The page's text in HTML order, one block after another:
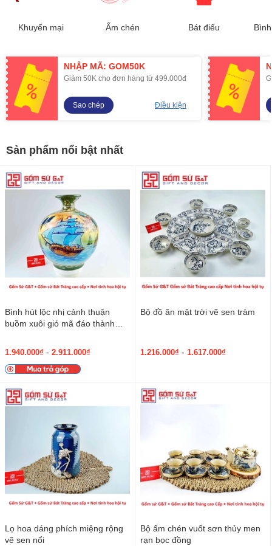
Khuyến mại Ấm chén Bát điếu
NHẬP MÃ: GOM50K
Giảm 50K cho đơn hàng từ 499.000đ
Sao chép Điều kiện
Sản phẩm nổi bật nhất
Bình hút lộc nhị cảnh thuận
buồm xuôi gió mã đáo thành
1.940.000₫ - 2.911.000₫
Bộ đồ ăn mặt trời vẽ sen tràm
1.216.000₫ - 1.617.000₫
Lọ hoa dáng phích miệng rộng
vẽ sen nổi
Bộ ấm chén vuốt sơn thủy men
rạn bọc đồng